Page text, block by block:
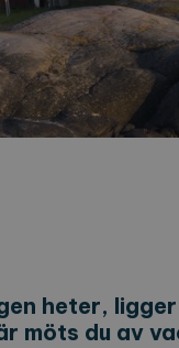
heter,
möts du av